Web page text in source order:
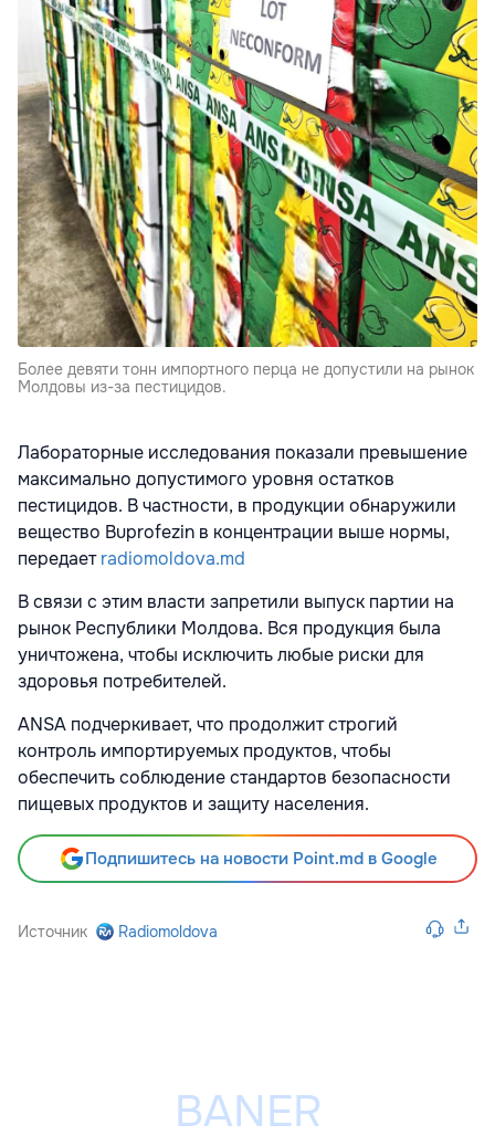
Более девяти тонн импортного перца не допустили на рынок
Молдовы из-за пестицидов.
Лабораторные исследования показали превышение
максимально допустимого уровня остатков
пестицидов. В частности, в продукции обнаружили
вещество Buprofezin в концентрации выше нормы,
передаетradiomoldova.md
В связи с этим власти запретили выпуск партии на
рынок Республики Молдова. Вся продукция была
уничтожена, чтобы исключить любые риски для
здоровья потребителей.
ANSA подчеркивает, что продолжит строгий
контроль импортируемых продуктов, чтобы
обеспечить соблюдение стандартов безопасности
пищевых продуктов и защиту населения.
Подпишитесь на новости Point.md в Google
Источник Radiomoldova